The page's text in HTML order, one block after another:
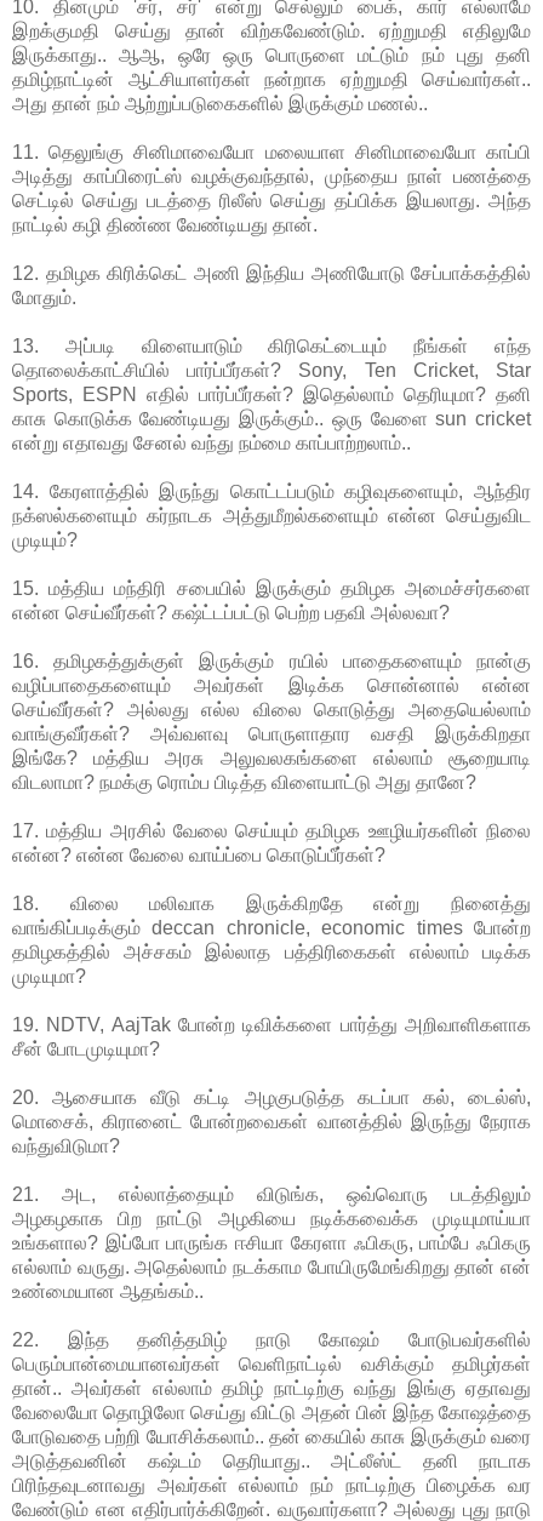
10. தினமும் 'சர், சர்' என்று செல்லும் பைக், கார் எல்லாமே
இறக்குமதி செய்து தான் விற்கவேண்டும். ஏற்றுமதி எதிலுமே
இருக்காது.. ஆஆ, ஒரே ஒரு பொருளை மட்டும் நம் புது தனி
தமிழ்நாட்டின் ஆட்சியாளர்கள் நன்றாக ஏற்றுமதி செய்வார்கள்..
அது தான் நம் ஆற்றுப்படுகைகளில் இருக்கும் மணல்..
11. தெலுங்கு சினிமாவையோ மலையாள சினிமாவையோ காப்பி
அடித்து காப்பிரைட்ஸ் வழக்குவந்தால், முந்தைய நாள் பணத்தை
செட்டில் செய்து படத்தை ரிலீஸ் செய்து தப்பிக்க இயலாது. அந்த
நாட்டில் கழி திண்ண வேண்டியது தான்.
12. தமிழக கிரிக்கெட் அணி இந்திய அணியோடு சேப்பாக்கத்தில்
மோதும்.
13. அப்படி விளையாடும் கிரிகெட்டையும் நீங்கள் எந்த
தொலைக்காட்சியில் பார்ப்பீர்கள்? Sony, Ten Cricket, Star
Sports, ESPN எதில் பார்ப்பீர்கள்? இதெல்லாம் தெரியுமா? தனி
காசு கொடுக்க வேண்டியது இருக்கும்.. ஒரு வேளை sun cricket
என்று எதாவது சேனல் வந்து நம்மை காப்பாற்றலாம்..
14. கேரளாத்தில் இருந்து கொட்டப்படும் கழிவுகளையும், ஆந்திர
நக்ஸல்களையும் கர்நாடக அத்துமீறல்களையும் என்ன செய்துவிட
முடியும்?
15. மத்திய மந்திரி சபையில் இருக்கும் தமிழக அமைச்சர்களை
என்ன செய்வீர்கள்? கஷ்ட்டப்பட்டு பெற்ற பதவி அல்லவா?
16. தமிழகத்துக்குள் இருக்கும் ரயில் பாதைகளையும் நான்கு
வழிப்பாதைகளையும் அவர்கள் இடிக்க சொன்னால் என்ன
செய்வீர்கள்? அல்லது எல்ல விலை கொடுத்து அதையெல்லாம்
வாங்குவீர்கள்? அவ்வளவு பொருளாதார வசதி இருக்கிறதா
இங்கே? மத்திய அரசு அலுவலகங்களை எல்லாம் சூறையாடி
விடலாமா? நமக்கு ரொம்ப பிடித்த விளையாட்டு அது தானே?
17. மத்திய அரசில் வேலை செய்யும் தமிழக ஊழியர்களின் நிலை
என்ன? என்ன வேலை வாய்ப்பை கொடுப்பீர்கள்?
18. விலை மலிவாக இருக்கிறதே என்று நினைத்து
வாங்கிப்படிக்கும் deccan chronicle, economic times போன்ற
தமிழகத்தில் அச்சகம் இல்லாத பத்திரிகைகள் எல்லாம் படிக்க
முடியுமா?
19. NDTV, AajTak போன்ற டிவிக்களை பார்த்து அறிவாளிகளாக
சீன் போடமுடியுமா?
20. ஆசையாக வீடு கட்டி அழகுபடுத்த கடப்பா கல், டைல்ஸ்,
மொசைக், கிரானைட் போன்றவைகள் வானத்தில் இருந்து நேராக
வந்துவிடுமா?
21. அட, எல்லாத்தையும் விடுங்க, ஒவ்வொரு படத்திலும்
அழகழகாக பிற நாட்டு அழகியை நடிக்கவைக்க முடியுமாய்யா
உங்களால? இப்போ பாருங்க ஈசியா கேரளா ஃபிகரு, பாம்பே ஃபிகரு
எல்லாம் வருது. அதெல்லாம் நடக்காம போயிருமேங்கிறது தான் என்
உண்மையான ஆதங்கம்..
22. இந்த தனித்தமிழ் நாடு கோஷம் போடுபவர்களில்
பெரும்பான்மையானவர்கள் வெளிநாட்டில் வசிக்கும் தமிழர்கள்
தான்.. அவர்கள் எல்லாம் தமிழ் நாட்டிற்கு வந்து இங்கு ஏதாவது
வேலையோ தொழிலோ செய்து விட்டு அதன் பின் இந்த கோஷத்தை
போடுவதை பற்றி யோசிக்கலாம்.. தன் கையில் காசு இருக்கும் வரை
அடுத்தவனின் கஷ்டம் தெரியாது.. அட்லீஸ்ட் தனி நாடாக
பிரிந்தவுடனாவது அவர்கள் எல்லாம் நம் நாட்டிற்கு பிழைக்க வர
வேண்டும் என எதிர்பார்க்கிறேன். வருவார்களா? அல்லது புது நாடு